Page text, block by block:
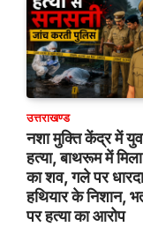
उत्तराखण्ड
नशा मुक्ति केंद्र में
हत्या, बाथरूम में
का शव, गले पर
हथियार के निशान,
पर हत्या का आरोप